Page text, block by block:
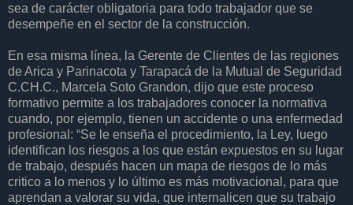
sea de carácter obligatoria para todo trabajador que se
desempeñe en el sector de la construcción.
En esa misma línea, la Gerente de Clientes de las regiones
de Arica y Parinacota y Tarapacá de la Mutual de Seguridad
C.CH.C., Marcela Soto Grandon, dijo que este proceso
formativo permite a los trabajadores conocer la normativa
cuando, por ejemplo, tienen un accidente o una enfermedad
profesional: “Se le enseña el procedimiento, la Ley, luego
identifican los riesgos a los que están expuestos en su lugar
de trabajo, después hacen un mapa de riesgos de lo más
critico a lo menos y lo último es más motivacional, para que
aprendan a valorar su vida, que internalicen que su trabajo